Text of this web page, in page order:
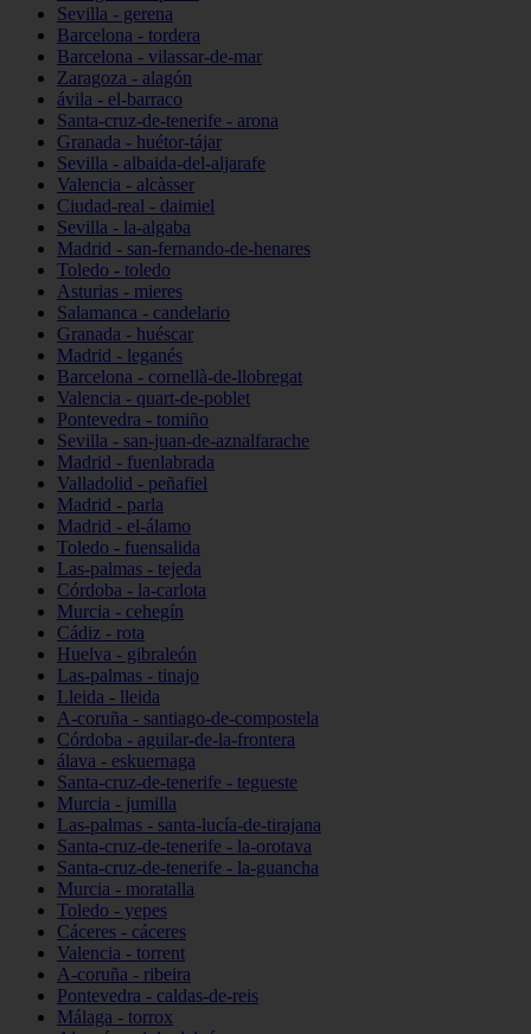
Sevilla - gerena
Barcelona - tordera
Barcelona - vilassar-de-mar
Zaragoza - alagón
ávila - el-barraco
Santa-cruz-de-tenerife - arona
Granada - huétor-tájar
Sevilla - albaida-del-aljarafe
Valencia - alcàsser
Ciudad-real - daimiel
Sevilla - la-algaba
Madrid - san-fernando-de-henares
Toledo - toledo
Asturias - mieres
Salamanca - candelario
Granada - huéscar
Madrid - leganés
Barcelona - cornellà-de-llobregat
Valencia - quart-de-poblet
Pontevedra - tomiño
Sevilla - san-juan-de-aznalfarache
Madrid - fuenlabrada
Valladolid - peñafiel
Madrid - parla
Madrid - el-álamo
Toledo - fuensalida
Las-palmas - tejeda
Córdoba - la-carlota
Murcia - cehegín
Cádiz - rota
Huelva - gibraleón
Las-palmas - tinajo
Lleida - lleida
A-coruña - santiago-de-compostela
Córdoba - aguilar-de-la-frontera
álava - eskuernaga
Santa-cruz-de-tenerife - tegueste
Murcia - jumilla
Las-palmas - santa-lucía-de-tirajana
Santa-cruz-de-tenerife - la-orotava
Santa-cruz-de-tenerife - la-guancha
Murcia - moratalla
Toledo - yepes
Cáceres - cáceres
Valencia - torrent
A-coruña - ribeira
Pontevedra - caldas-de-reis
Málaga - torrox